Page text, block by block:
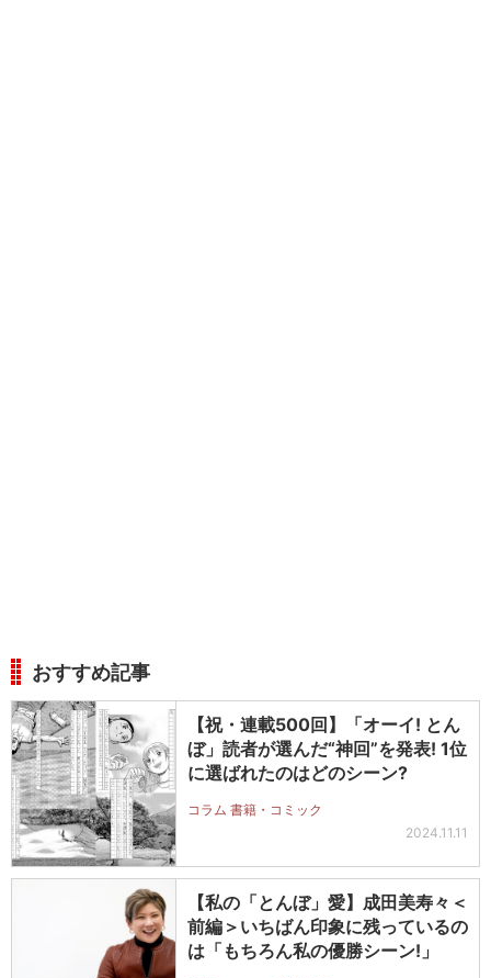
おすすめ記事
【祝・連載500回】「オーイ! とん
ぼ」読者が選んだ“神回”を発表! 1位
に選ばれたのはどのシーン?
コラム 書籍・コミック
2024.11.11
【私の「とんぼ」愛】成田美寿々＜
前編＞いちばん印象に残っているの
は「もちろん私の優勝シーン!」